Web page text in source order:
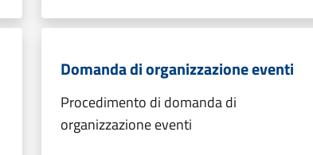
Domanda di organizzazione eventi
Procedimento di domanda di
organizzazione eventi